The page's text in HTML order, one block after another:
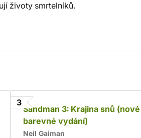
životy smrtelníků.
3
Sandman 3: Krajina snů (nové
barevné vydání)
Neil Gaiman